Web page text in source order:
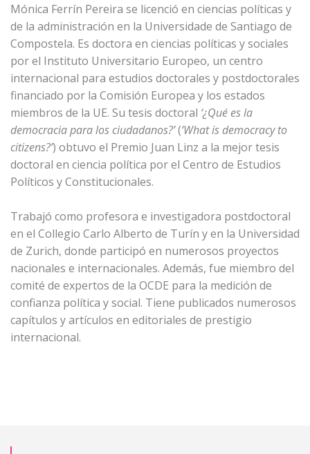
Mónica Ferrín Pereira se licenció en ciencias políticas y
de la administración en la Universidade de Santiago de
Compostela. Es doctora en ciencias políticas y sociales
por el Instituto Universitario Europeo, un centro
internacional para estudios doctorales y postdoctorales
financiado por la Comisión Europea y los estados
miembros de la UE. Su tesis doctoral ‘¿Qué es la
democracia para los ciudadanos?’(‘What is democracy to
citizens?’) obtuvo el Premio Juan Linz a la mejor tesis
doctoral en ciencia política por el Centro de Estudios
Políticos y Constitucionales.
Trabajó como profesora e investigadora postdoctoral
en el Collegio Carlo Alberto de Turín y en la Universidad
de Zurich, donde participó en numerosos proyectos
nacionales e internacionales. Además, fue miembro del
comité de expertos de la OCDE para la medición de
confianza política y social. Tiene publicados numerosos
capítulos y artículos en editoriales de prestigio
internacional.